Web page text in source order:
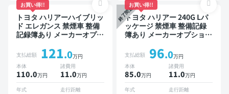
お買い得!!
トヨタ ハリアーハイブリッ
ド エレガンス 禁煙車 整備
記録簿あり メーカーオプシ
ETC バックモニター ドラ
イブレコーダー
支払総額 121.0万円
本体
110.0万円
諸費用
11.0万円
年式
走行距離
終了間近
お買い得!!
トヨタ ハリアー 240G Lパ
ッケージ 禁煙車 整備記録
簿あり メーカーオプション
ETC サンルーフ バックモ
ニター ドライブレコーダー
支払総額 96.0万円
本体
85.0万円
諸費用
11.0万円
年式
走行距離